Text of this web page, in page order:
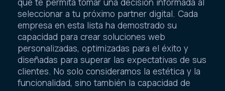
que te permita tomar una decisión informada al
seleccionar a tu próximo partner digital. Cada
empresa en esta lista ha demostrado su
capacidad para crear soluciones web
personalizadas, optimizadas para el éxito y
diseñadas para superar las expectativas de sus
clientes. No solo consideramos la estética y la
funcionalidad, sino también la capacidad de